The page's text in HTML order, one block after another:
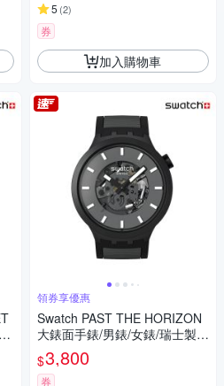
5 (2)
券
加入購物車
領券享優惠
Swatch PAST THE HORIZON
大錶面手錶/男錶/女錶/瑞士製造
SB05B113 (47mm)
$3,800
券